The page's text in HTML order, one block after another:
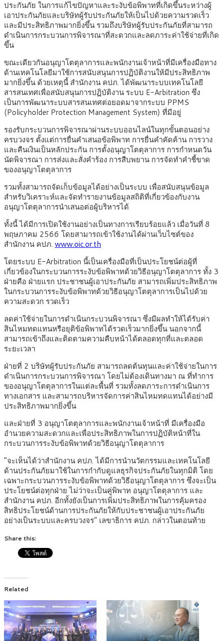
ประกันภัย ในการแก้ไขปัญหาและระงับข้อพิพาทที่เกิดขึ้นระหว่างผู้
เอาประกันภัยและบริษัทผู้รับประกันภัยให้เป็นไปด้วยความรวดเร็ว
และมีประสิทธิภาพมากยิ่งขึ้น รวมถึงบริษัทผู้รับประกันภัยที่สามารถ
ดำเนินการกระบวนการพิจารณาที่สะดวกและลดภาระค่าใช้จ่ายที่เกิด
ขึ้น
ขณะเดียวกันอนุญาโตตุลาการและพนักงานเจ้าหน้าที่มีเครื่องมือทาง
ด้านเทคโนโลยีมาใช้การสนับสนุนการปฏิบัติงานให้มีประสิทธิภาพ
มากยิ่งขึ้น ด้วยเหตุนี้ สำนักงาน คปภ. ได้พัฒนาระบบเทคโนโลยี
สารสนเทศเพื่อสนับสนุนการปฏิบัติงาน ระบบ E-Arbitration ซึ่ง
เป็นการพัฒนาระบบสารสนเทศต่อยอดมาจากระบบ PPMS
(Policyholder Protection Management System) ที่มีอยู่
รองรับกระบวนการพิจารณาผ่านระบบออนไลน์ในทุกขั้นตอนอย่าง
ครบวงจร ตั้งแต่การยื่นคำเสนอข้อพิพาท การยื่นคำคัดค้าน การวาง
และคืนเงินเป็นหลักประกัน การตั้งอนุญาโตตุลาการ การกำหนดวัน
นัดพิจารณา การส่งและสั่งคำร้อง การสืบพยาน การจัดทำคำชี้ขาด
ของอนุญาโตตุลาการ
รวมทั้งสามารถจัดเก็บข้อมูลได้อย่างเป็นระบบ เพื่อสนับสนุนข้อมูล
สำหรับวิเคราะห์และจัดทำรายงานข้อมูลสถิติที่เกี่ยวข้องกับงาน
อนุญาโตตุลาการนำเสนอต่อผู้บริหารได้
ทั้งนี้ ได้มีการเปิดใช้งานอย่างเป็นทางการเรียบร้อยแล้ว เมื่อวันที่ 8
พฤษภาคม 2566 โดยสามารถเข้าใช้งานได้ผ่านเว็บไซต์ของ
สำนักงาน คปภ. www.oic.or.th
โดยระบบ E-Arbitration นี้เป็นเครื่องมือที่เป็นประโยชน์ต่อผู้ที่
เกี่ยวข้องในกระบวนการระงับข้อพิพาทด้วยวิธีอนุญาโตตุลาการ ทั้ง 3
ฝ่ายคือ ฝ่ายแรก ประชาชนผู้เอาประกันภัย สามารถเพิ่มประสิทธิภาพ
ในกระบวนการระงับข้อพิพาทด้วยวิธีอนุญาโตตุลาการเป็นไปด้วย
ความสะดวก รวดเร็ว
ลดค่าใช้จ่ายในการดำเนินกระบวนพิจารณา ซึ่งมีผลทำให้ได้รับค่า
สินไหมทดแทนหรือยุติข้อพิพาทได้รวดเร็วมากยิ่งขึ้น นอกจากนี้
สามารถเข้าถึงและติดตามความคืบหน้าได้ตลอดทุกที่และตลอด
ระยะเวลา
ฝ่ายที่ 2 บริษัทผู้รับประกันภัย สามารถลดต้นทุนและค่าใช้จ่ายในการ
ดำเนินการกระบวนการพิจารณา โดยไม่ต้องเดินทางมา ณ ที่ทำการ
ของอนุญาโตตุลาการในแต่ละพื้นที่ รวมทั้งลดภาระการดำเนินการ
ทางเอกสาร และสามารถบริหารจัดการค่าสินไหมทดแทนได้อย่างมี
ประสิทธิภาพมากยิ่งขึ้น
และฝ่ายที่ 3 อนุญาโตตุลาการและพนักงานเจ้าหน้าที่ มีเครื่องมือ
อำนวยความสะดวกและเพื่อประสิทธิภาพในการปฏิบัติหน้าที่ใน
กระบวนการระงับข้อพิพาทด้วยวิธีอนุญาโตตุลาการ
“จะเห็นได้ว่าสำนักงาน คปภ. ได้มีการนำนวัตกรรมและเทคโนโลยี
ด้านประกันภัยมาใช้ในการกำกับดูแลธุรกิจประกันภัยในทุกมิติ โดย
เฉพาะกระบวนการระงับข้อพิพาทด้วยวิธีอนุญาโตตุลาการ ซึ่งจะเป็น
ประโยชน์ต่อทุกฝ่าย ไม่ว่าจะเป็นคู่พิพาท อนุญาโตตุลาการ และ
สำนักงาน คปภ. อีกทั้งยังเป็นการเพิ่มประสิทธิภาพในการคุ้มครอง
สิทธิประโยชน์ด้านการประกันภัยให้กับประชาชนผู้เอาประกันภัย
อย่างเป็นระบบและครบวงจร” เลขาธิการ คปภ. กล่าวในตอนท้าย
Share this:
Related